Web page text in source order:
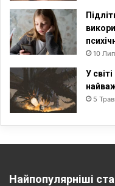
10
У
5
Найпопулярніші